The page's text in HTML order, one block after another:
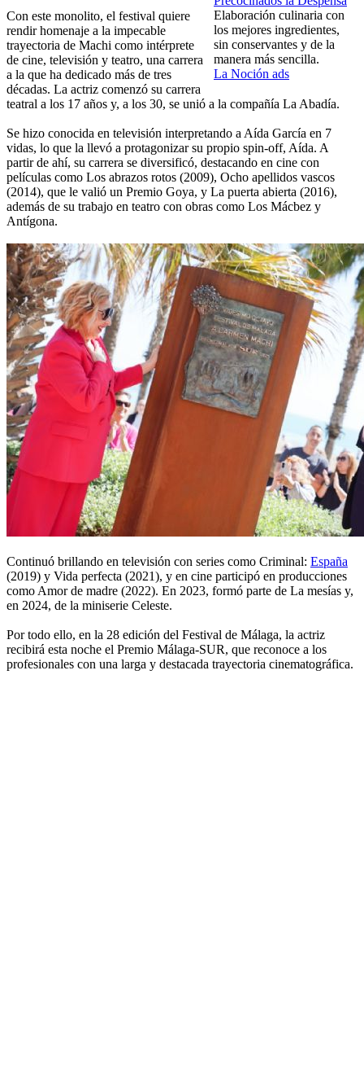
Elaboración culinaria con
los mejores ingredientes,
sin conservantes y de la
manera más sencilla.
La Noción ads
Con este monolito, el festival quiere
rendir homenaje a la impecable
trayectoria de Machi como intérprete
de cine, televisión y teatro, una carrera
a la que ha dedicado más de tres
décadas. La actriz comenzó su carrera
teatral a los 17 años y, a los 30, se unió a la compañía La Abadía.
Se hizo conocida en televisión interpretando a Aída García en 7
vidas, lo que la llevó a protagonizar su propio spin-off, Aída. A
partir de ahí, su carrera se diversificó, destacando en cine con
películas como Los abrazos rotos (2009), Ocho apellidos vascos
(2014), que le valió un Premio Goya, y La puerta abierta (2016),
además de su trabajo en teatro con obras como Los Mácbez y
Antígona.
Continuó brillando en televisión con series como Criminal: España
(2019) y Vida perfecta (2021), y en cine participó en producciones
como Amor de madre (2022). En 2023, formó parte de La mesías y,
en 2024, de la miniserie Celeste.
Por todo ello, en la 28 edición del Festival de Málaga, la actriz
recibirá esta noche el Premio Málaga-SUR, que reconoce a los
profesionales con una larga y destacada trayectoria cinematográfica.